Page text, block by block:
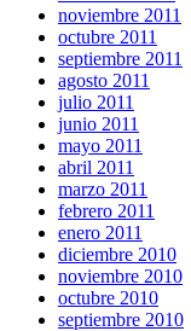
noviembre 2011
octubre 2011
septiembre 2011
agosto 2011
julio 2011
junio 2011
mayo 2011
abril 2011
marzo 2011
febrero 2011
enero 2011
diciembre 2010
noviembre 2010
octubre 2010
septiembre 2010